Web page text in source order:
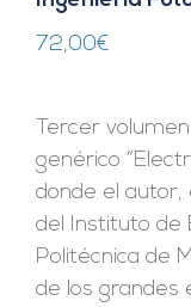
72,00€
Tercer
genérico
donde el autor,
del Instituto de
Politécnica de
de los grandes